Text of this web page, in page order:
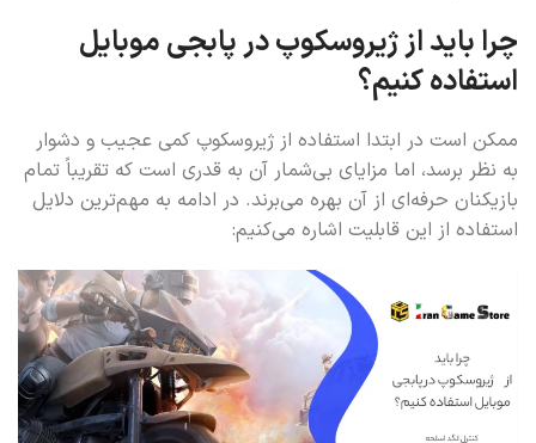
چرا باید از ژیروسکوپ در پابجی موبایل
استفاده کنیم؟
ممکن است در ابتدا استفاده از ژیروسکوپ کمی عجیب و دشوار
به نظر برسد، اما مزایای بی‌شمار آن به قدری است که تقریباً تمام
بازیکنان حرفه‌ای از آن بهره می‌برند. در ادامه به مهم‌ترین دلایل
استفاده از این قابلیت اشاره می‌کنیم: